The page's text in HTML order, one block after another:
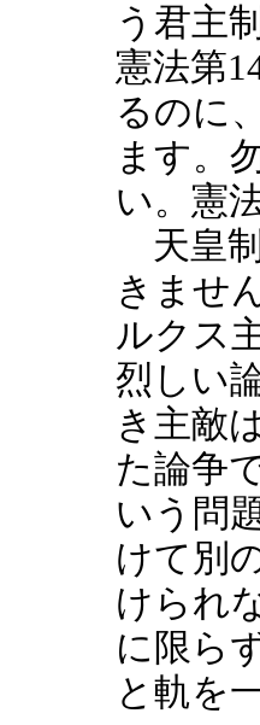
う君主
憲法第
るのに
ます。
い。憲
天皇
きませ
ルクス
烈しい
き主敵
た論争
いう問
けて別
けられ
に限ら
と軌を